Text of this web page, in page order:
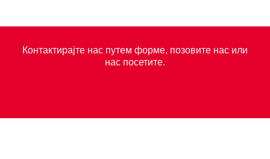
Контактирајте нас путем форме, позовите нас или
нас посетите.